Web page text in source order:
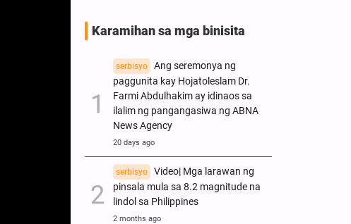
Karamihan sa mga binisita
serbisyo
Ang seremonya ng
paggunita kay Hojatoleslam Dr.
Farmi Abdulhakim ay idinaos sa
ilalim ng pangangasiwa ng ABNA
News Agency
20 days ago
serbisyo
Video| Mga larawan ng
pinsala mula sa 8.2 magnitude na
lindol sa Philippines
2 months ago